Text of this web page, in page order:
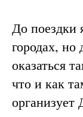
До поездки
городах,
оказаться
что и как
организует